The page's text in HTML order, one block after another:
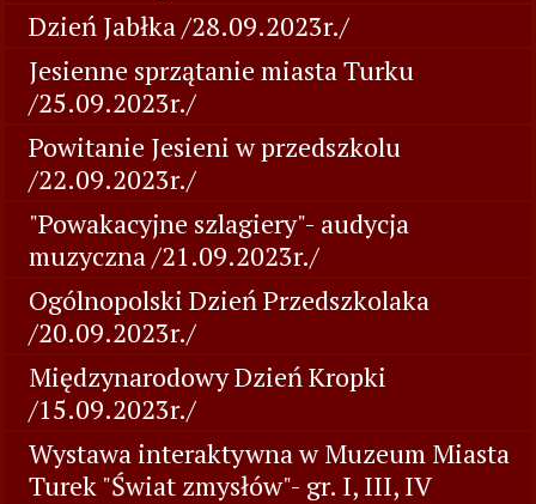
Dzień Jabłka /28.09.2023r./
Jesienne sprzątanie miasta Turku
/25.09.2023r./
Powitanie Jesieni w przedszkolu
/22.09.2023r./
"Powakacyjne szlagiery"- audycja
muzyczna /21.09.2023r./
Ogólnopolski Dzień Przedszkolaka
/20.09.2023r./
Międzynarodowy Dzień Kropki
/15.09.2023r./
Wystawa interaktywna w Muzeum Miasta
Turek "Świat zmysłów"- gr. I, III, IV